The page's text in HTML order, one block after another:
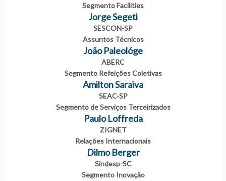
Segmento Facilities
Jorge Segeti
SESCON-SP
Assuntos Técnicos
João Paleológe
ABERC
Segmento Refeições Coletivas
Amilton Saraiva
SEAC-SP
Segmento de Serviços Terceirizados
Paulo Loffreda
ZIGNET
Relações Internacionais
Dilmo Berger
Sindesp-SC
Segmento Inovação